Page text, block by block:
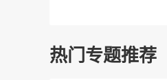
热门专题推荐